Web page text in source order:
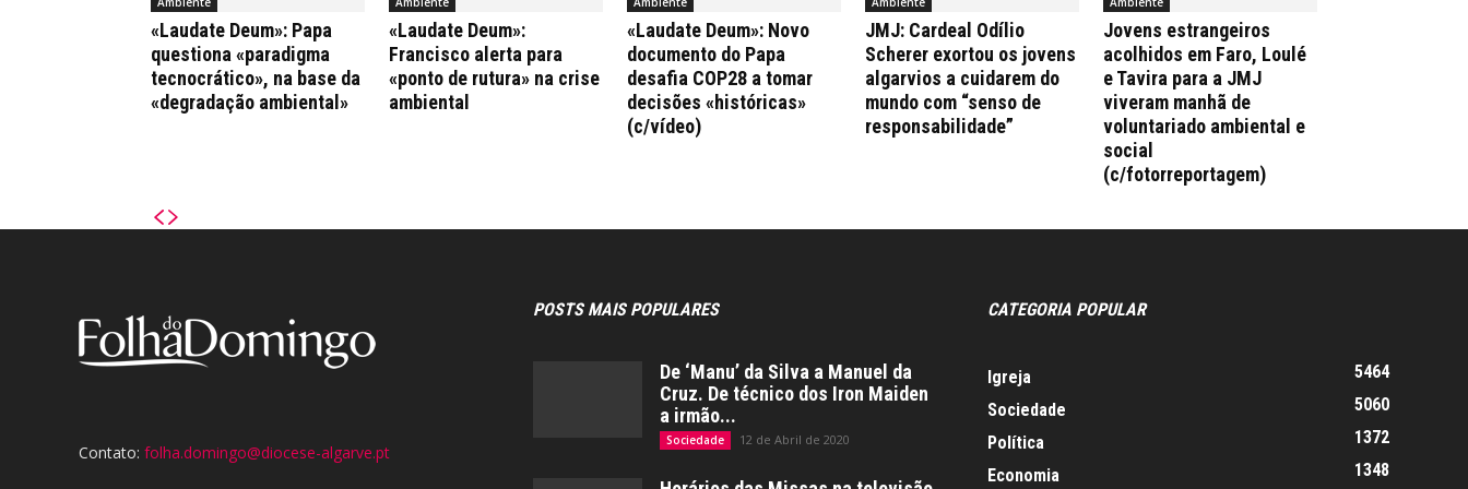
«Laudate Deum»: Papa
questiona «paradigma
tecnocrático», na base da
«degradação ambiental»
«Laudate Deum»:
Francisco alerta para
«ponto de rutura» na crise
ambiental
«Laudate Deum»: Novo
documento do Papa
desafia COP28 a tomar
decisões «históricas»
(c/vídeo)
JMJ: Cardeal Odílio
Scherer exortou os jovens
algarvios a cuidarem do
mundo com “senso de
responsabilidade”
Jovens estrangeiros
acolhidos em Faro, Loulé
e Tavira para a JMJ
viveram manhã de
voluntariado ambiental e
social
(c/fotorreportagem)
Contato: folha.domingo@diocese-algarve.pt
POSTS MAIS POPULARES
De ‘Manu’ da Silva a Manuel da
Cruz. De técnico dos Iron Maiden
a irmão...
Sociedade 12 de Abril de 2020
CATEGORIA POPULAR
Igreja
5464
Sociedade
5060
Política
1372
Economia
1348